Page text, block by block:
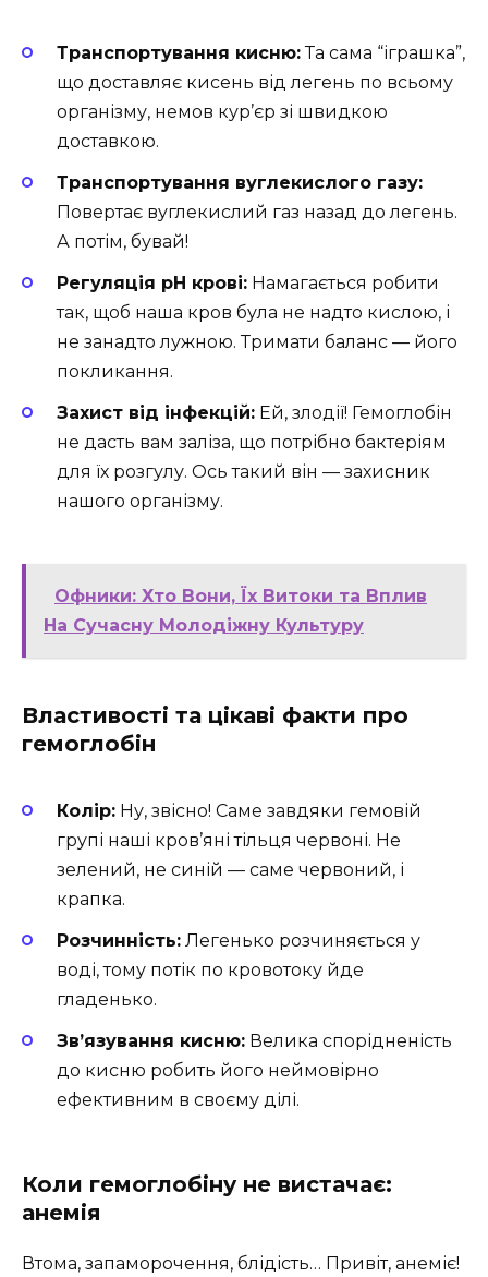
Транспортування кисню:Та сама “іграшка”,
що доставляє кисень від легень по всьому
організму, немов кур’єр зі швидкою
доставкою.
Транспортування вуглекислого газу:
Повертає вуглекислий газ назад до легень.
А потім, бувай!
Регуляція pH крові: Намагається робити
так, щоб наша кров була не надто кислою, і
не занадто лужною. Тримати баланс — його
покликання.
Захист від інфекцій: Ей, злодії! Гемоглобін
не дасть вам заліза, що потрібно бактеріям
для їх розгулу. Ось такий він — захисник
нашого організму.
Офники: Хто Вони, Їх Витоки та Вплив
На Сучасну Молодіжну Культуру
Властивості та цікаві факти про
гемоглобін
Колір: Ну, звісно! Саме завдяки гемовій
групі наші кров’яні тільця червоні. Не
зелений, не синій — саме червоний, і
крапка.
Розчинність: Легенько розчиняється у
воді, тому потік по кровотоку йде
гладенько.
Зв’язування кисню: Велика спорідненість
до кисню робить його неймовірно
ефективним в своєму ділі.
Коли гемоглобіну не вистачає:
анемія
Втома, запаморочення, блідість… Привіт, анеміє!